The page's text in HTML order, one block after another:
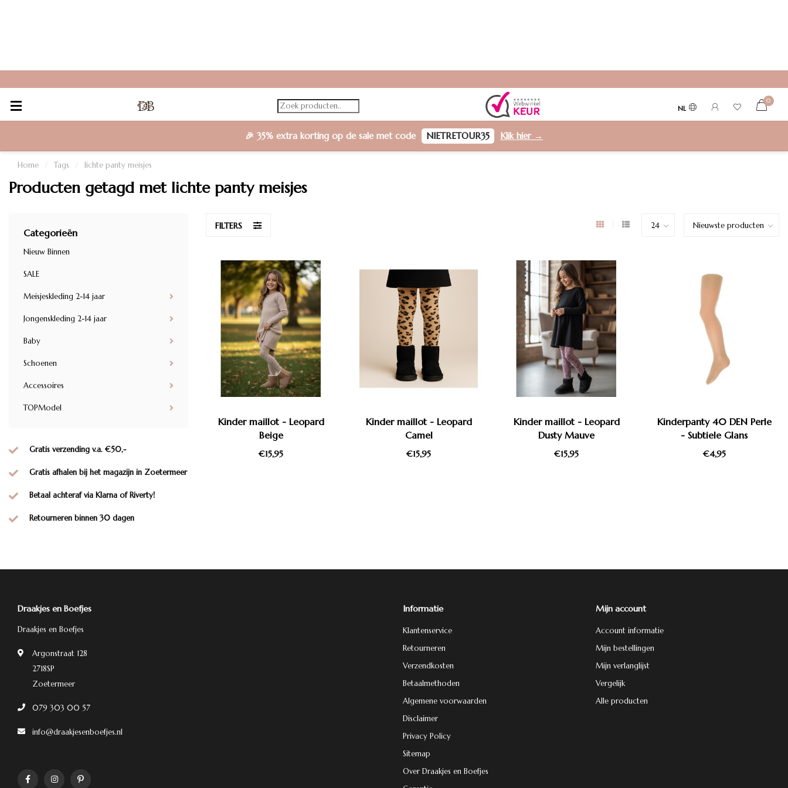
NL
0
🎉 35% extra korting op de sale met code NIETRETOUR35 Klik hier →
Home / Tags / lichte panty meisjes
Producten getagd met lichte panty meisjes
Categorieën
Nieuw Binnen
SALE
Meisjeskleding 2-14 jaar
Jongenskleding 2-14 jaar
Baby
Schoenen
Accessoires
TOPModel
Gratis verzending v.a. €50,-
Gratis afhalen bij het magazijn in Zoetermeer
Betaal achteraf via Klarna of Riverty!
Retourneren binnen 30 dagen
FILTERS
Kinder maillot - Leopard
Beige
€15,95
Kinder maillot - Leopard
Camel
€15,95
Kinder maillot - Leopard
Dusty Mauve
€15,95
Kinderpanty 40 DEN Perle
- Subtiele Glans
€4,95
Draakjes en Boefjes
Draakjes en Boefjes
Argonstraat 128
2718SP
Zoetermeer
079 303 00 57
info@draakjesenboefjes.nl
Informatie
Klantenservice
Retourneren
Verzendkosten
Betaalmethoden
Algemene voorwaarden
Disclaimer
Privacy Policy
Sitemap
Over Draakjes en Boefjes
Mijn account
Account informatie
Mijn bestellingen
Mijn verlanglijst
Vergelijk
Alle producten